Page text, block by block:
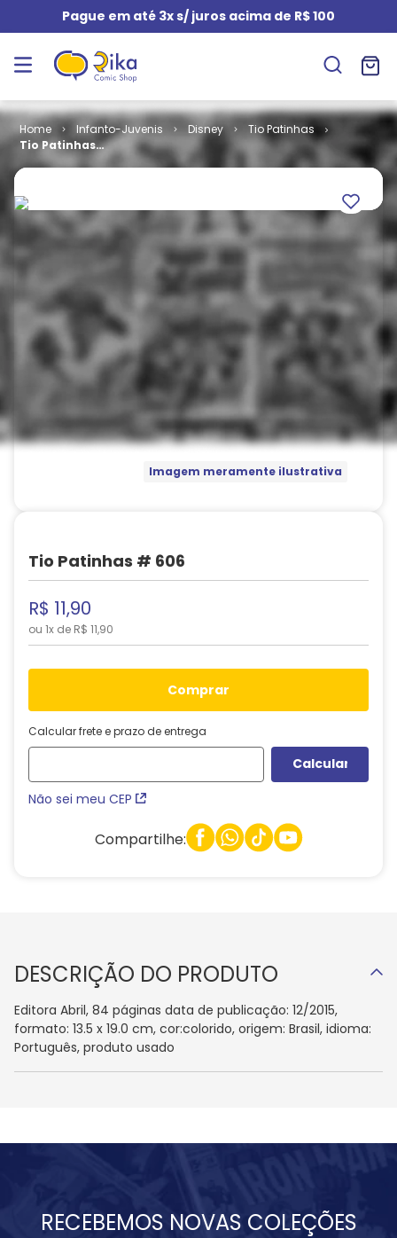
Pague em até 3x s/ juros acima de R$ 100
Infanto-Juvenis Disney
Tio Patinhas
Tio Patinhas
# 606
Imagem meramente ilustrativa
Tio Patinhas # 606
R$ 11,90
ou 1x de R$ 11,90
comprar
Calcular frete e prazo de entrega
Não sei meu CEP
Compartilhe:
DESCRIÇÃO DO PRODUTO
Editora Abril, 84 páginas data de publicação: 12/2015,
formato: 13.5 x 19.0 cm, cor:colorido, origem: Brasil, idioma:
Português, produto usado
RECEBEMOS NOVAS COLEÇÕES